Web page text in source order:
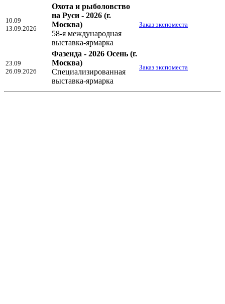
10.09
13.09.2026
Охота и рыболовство
на Руси - 2026 (г.
Москва)
58-я международная
выставка-ярмарка
Заказ экспоместа
23.09
26.09.2026
Фазенда - 2026 Осень (г.
Москва)
Специализированная
выставка-ярмарка
Заказ экспоместа